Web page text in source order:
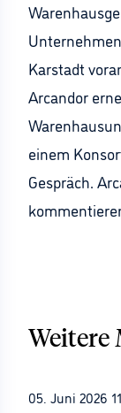
Karstadt
Arcandor
einem
Gespräch.
05. Juni 2026